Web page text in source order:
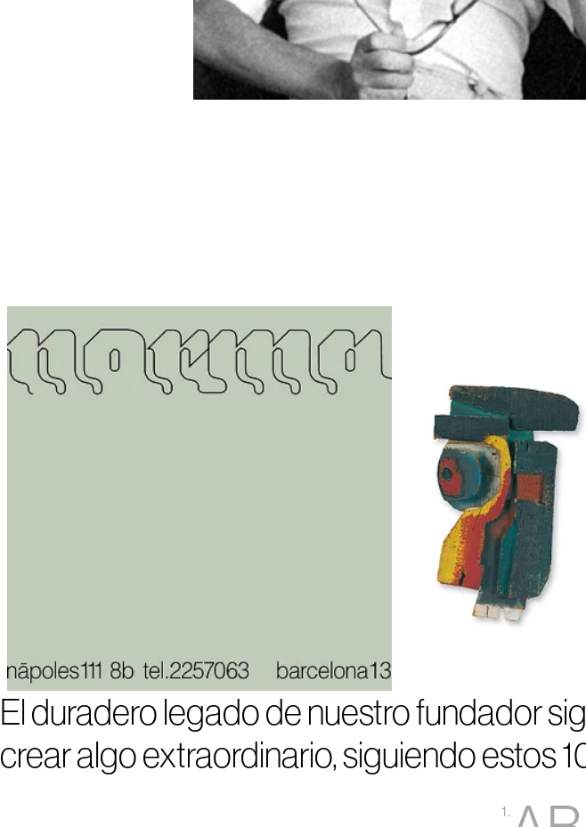
El duradero legado de nuestro fundador
crear algo extraordinario, siguiendo estos
1.